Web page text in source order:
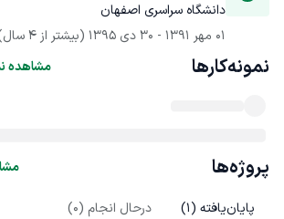
دانشگاه سراسری اصفهان
01 مهر 1391
- 30 دی 1395 (بیشتر از 4 سال)
نمونه‌کارها مشاهده
پروژه‌ها
پایان‌یافته (1
) درحال انجام (0
)